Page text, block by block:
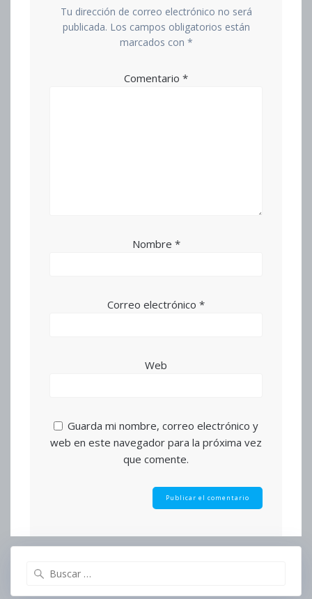
Tu dirección de correo electrónico no será
publicada. Los campos obligatorios están
marcados con *
Comentario *
Nombre *
Correo electrónico *
Web
Guarda mi nombre, correo electrónico y
web en este navegador para la próxima vez
que comente.